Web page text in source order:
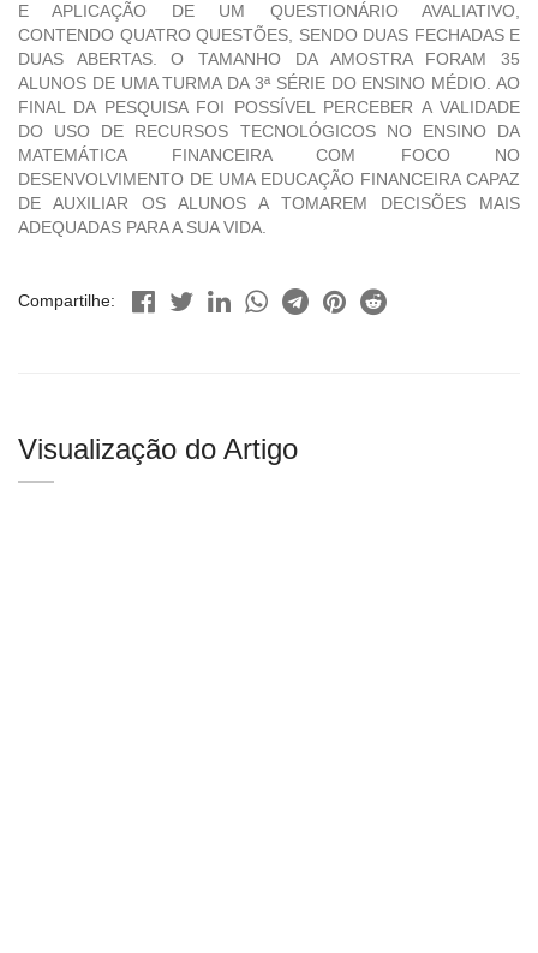
E APLICAÇÃO DE UM QUESTIONÁRIO AVALIATIVO,
CONTENDO QUATRO QUESTÕES, SENDO DUAS FECHADAS E
DUAS ABERTAS. O TAMANHO DA AMOSTRA FORAM 35
ALUNOS DE UMA TURMA DA 3ª SÉRIE DO ENSINO MÉDIO. AO
FINAL DA PESQUISA FOI POSSÍVEL PERCEBER A VALIDADE
DO USO DE RECURSOS TECNOLÓGICOS NO ENSINO DA
MATEMÁTICA FINANCEIRA COM FOCO NO
DESENVOLVIMENTO DE UMA EDUCAÇÃO FINANCEIRA CAPAZ
DE AUXILIAR OS ALUNOS A TOMAREM DECISÕES MAIS
ADEQUADAS PARA A SUA VIDA.
Compartilhe:
Visualização do Artigo